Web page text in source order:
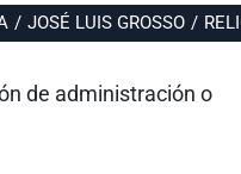
/ JOSÉ LUIS GROSSO /
de administración o